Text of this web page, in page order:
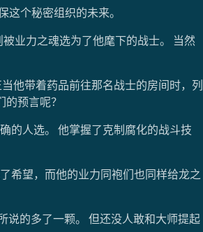
个秘密组织的未来。
业力之魂选为了他麾下的战士。 当然
他带着药品前往那名战士的房间时，列
预言呢？
的人选。 他掌握了克制腐化的战斗技
希望，而他的业力同袍们也同样给龙之
说的多了一颗。 但还没人敢和大师提起